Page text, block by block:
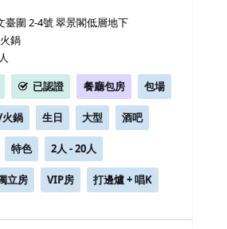
臺圍 2-4號 翠景閣低層地下
鍋
已認證 餐廳包房 包場
鍋 生日 大型 酒吧
特色 2人 - 20人
立房 VIP房 打邊爐 + 唱K